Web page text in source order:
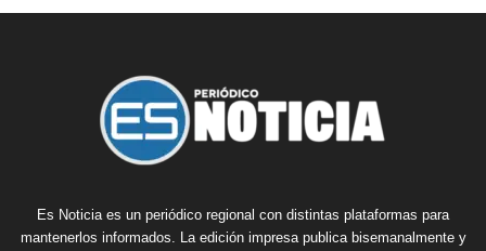
Es Noticia es un periódico regional con distintas plataformas para
mantenerlos informados. La edición impresa publica bisemanalmente y